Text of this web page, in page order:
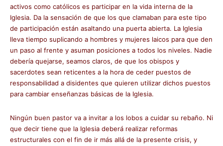
activos como católicos es participar en la vida interna de la
Iglesia. Da la sensación de que los que clamaban para este tipo
de participación están asaltando una puerta abierta. La Iglesia
lleva tiempo suplicando a hombres y mujeres laicos para que den
un paso al frente y asuman posiciones a todos los niveles. Nadie
debería quejarse, seamos claros, de que los obispos y
sacerdotes sean reticentes a la hora de ceder puestos de
responsabilidad a disidentes que quieren utilizar dichos puestos
para cambiar enseñanzas básicas de la Iglesia.
Ningún buen pastor va a invitar a los lobos a cuidar su rebaño. Ni
que decir tiene que la Iglesia deberá realizar reformas
estructurales con el fin de ir más allá de la presente crisis, y